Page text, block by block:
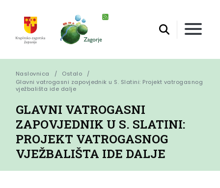
Naslovnica
Ostalo
Glavni vatrogasni zapovjednik u S. Slatini: Projekt vatrogasnog
vježbališta ide dalje
GLAVNI VATROGASNI
ZAPOVJEDNIK U S. SLATINI:
PROJEKT VATROGASNOG
VJEŽBALIŠTA IDE DALJE